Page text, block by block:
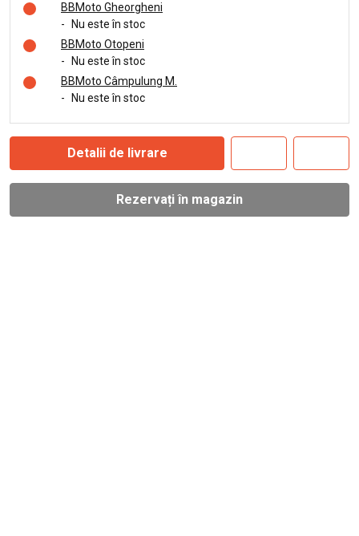
BBMoto Gheorgheni
-
Nu este în stoc
BBMoto Otopeni
-
Nu este în stoc
BBMoto Câmpulung M.
-
Nu este în stoc
Detalii de livrare
Rezervați în magazin